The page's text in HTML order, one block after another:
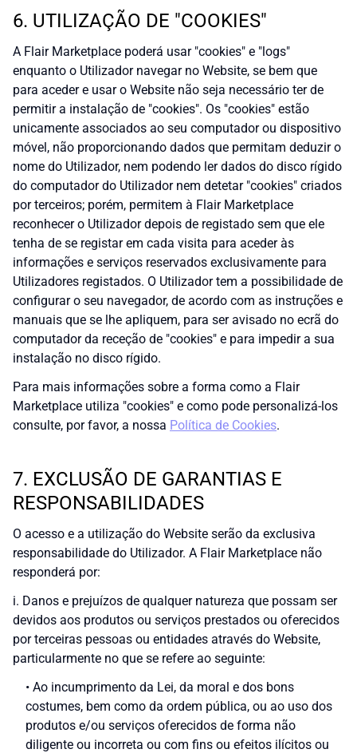
6. UTILIZAÇÃO DE "COOKIES"
A Flair Marketplace poderá usar "cookies" e "logs"
enquanto o Utilizador navegar no Website, se bem que
para aceder e usar o Website não seja necessário ter de
permitir a instalação de "cookies". Os "cookies" estão
unicamente associados ao seu computador ou dispositivo
móvel, não proporcionando dados que permitam deduzir o
nome do Utilizador, nem podendo ler dados do disco rígido
do computador do Utilizador nem detetar "cookies" criados
por terceiros; porém, permitem à Flair Marketplace
reconhecer o Utilizador depois de registado sem que ele
tenha de se registar em cada visita para aceder às
informações e serviços reservados exclusivamente para
Utilizadores registados. O Utilizador tem a possibilidade de
configurar o seu navegador, de acordo com as instruções e
manuais que se lhe apliquem, para ser avisado no ecrã do
computador da receção de "cookies" e para impedir a sua
instalação no disco rígido.
Para mais informações sobre a forma como a Flair
Marketplace utiliza "cookies" e como pode personalizá-los
consulte, por favor, a nossa Política de Cookies.
7. EXCLUSÃO DE GARANTIAS E
RESPONSABILIDADES
O acesso e a utilização do Website serão da exclusiva
responsabilidade do Utilizador. A Flair Marketplace não
responderá por:
i. Danos e prejuízos de qualquer natureza que possam ser
devidos aos produtos ou serviços prestados ou oferecidos
por terceiras pessoas ou entidades através do Website,
particularmente no que se refere ao seguinte:
• Ao incumprimento da Lei, da moral e dos bons
costumes, bem como da ordem pública, ou ao uso dos
produtos e/ou serviços oferecidos de forma não
diligente ou incorreta ou com fins ou efeitos ilícitos ou